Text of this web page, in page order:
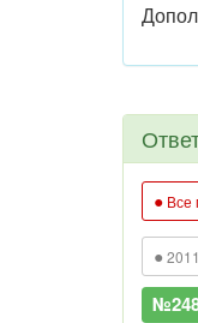
● Все
●
№248